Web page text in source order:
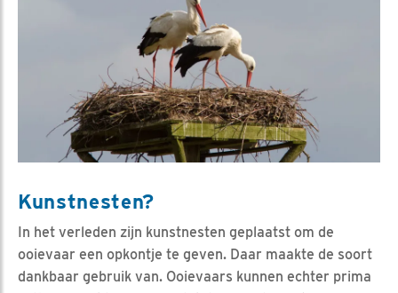
Kunstnesten?
In het verleden zijn kunstnesten geplaatst om de
ooievaar een opkontje te geven. Daar maakte de soort
dankbaar gebruik van. Ooievaars kunnen echter prima